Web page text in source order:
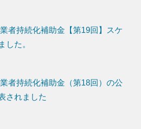
者持続化補助金【第19回】スケ
した。
者持続化補助金（第18回）の公
されました